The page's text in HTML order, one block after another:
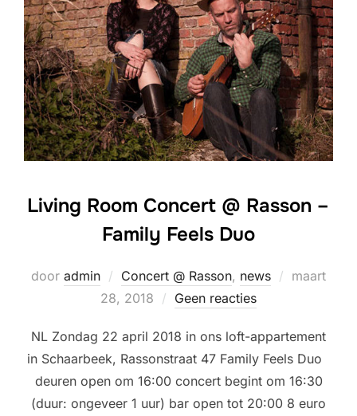
Living Room Concert @ Rasson –
Family Feels Duo
door admin Concert @ Rasson, news
Geplaatst
maart
28, 2018
Geen reacties
NL Zondag 22 april 2018 in ons loft-appartement
in Schaarbeek, Rassonstraat 47 Family Feels Duo
deuren open om 16:00 concert begint om 16:30
(duur: ongeveer 1 uur) bar open tot 20:00 8 euro